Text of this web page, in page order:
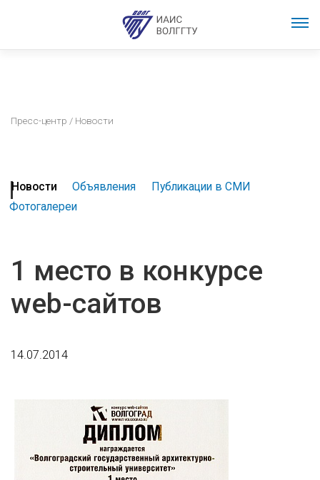
Пресс-центр / Новости
Новости Объявления
Публикации в СМИ
Фотогалереи
1 место в конкурсе
web-сайтов
14.07.2014